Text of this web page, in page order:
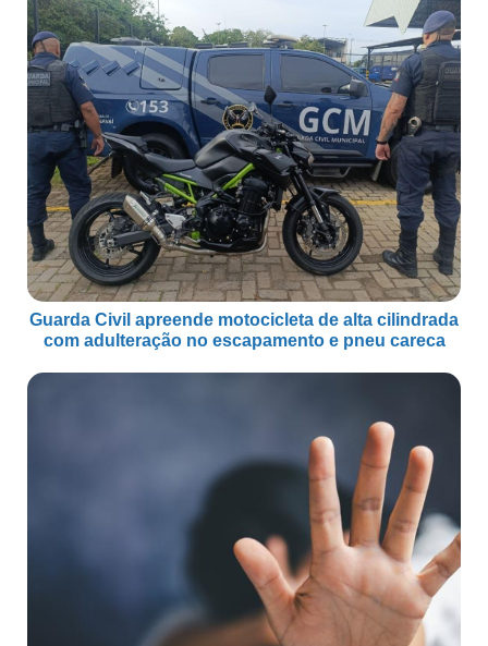
Guarda Civil apreende motocicleta de alta cilindrada
com adulteração no escapamento e pneu careca